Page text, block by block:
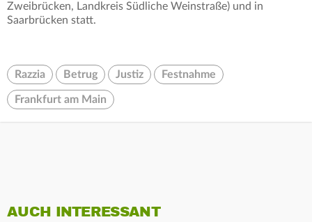
Zweibrücken, Landkreis Südliche Weinstraße) und in
Saarbrücken statt.
Razzia Betrug Justiz Festnahme
Frankfurt am Main
AUCH INTERESSANT